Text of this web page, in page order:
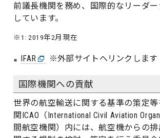
前議長機関を務め、国際的なリーダ
しています。
※1: 2019年2月現在
IFAR ※外部サイトへリンクします
国際機関への貢献
世界の航空輸送に関する基準の策定
関ICAO（International Civil Aviation
間航空機関）内には、航空機からの